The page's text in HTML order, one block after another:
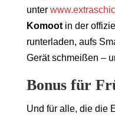
unter
Komootin der
runterladen, aufs
Gerät schmeißen –
Bonus für
Und für alle, die die